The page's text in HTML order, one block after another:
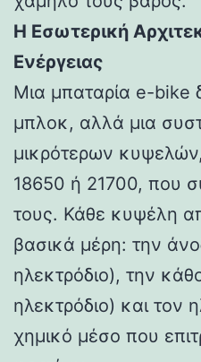
Η Εσωτερική
Ενέργειας
Μια μπαταρία e-bike
μπλοκ, αλλά μια
μικρότερων
18650 ή 21700, που
τους. Κάθε κυψέλη
βασικά μέρη: την
ηλεκτρόδιο), την
ηλεκτρόδιο) και τον
χημικό μέσο που